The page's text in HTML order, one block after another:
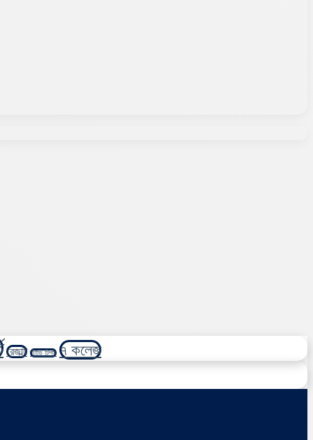
রেজাল্ট স্টাডি টিপস ৭ কলেজ